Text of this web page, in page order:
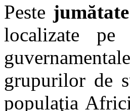
Peste jumătate
localizate
grupurilor de
populaţia